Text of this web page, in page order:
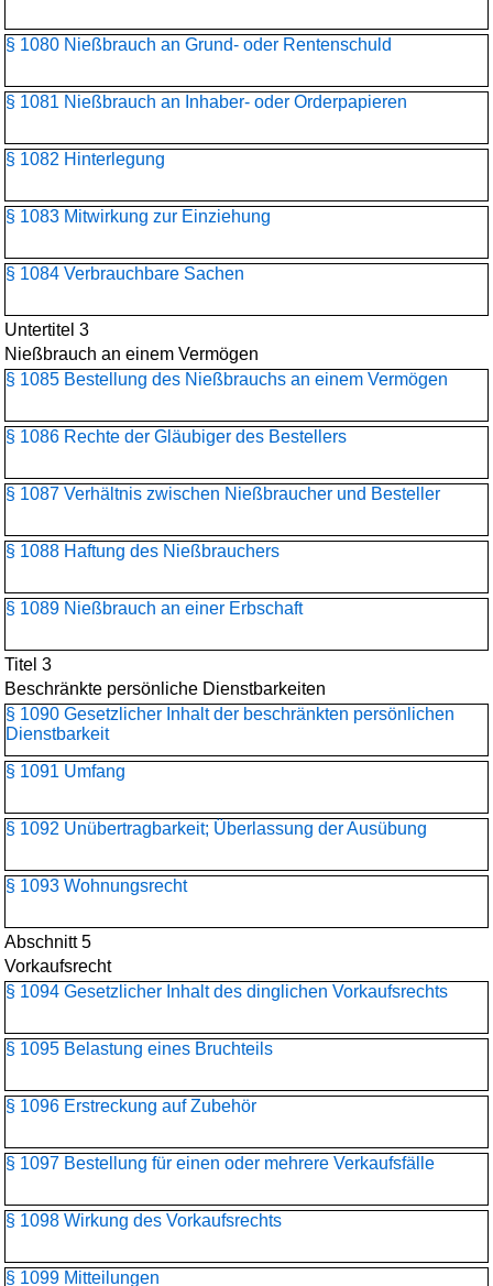
§ 1080 Nießbrauch an Grund- oder Rentenschuld
§ 1081 Nießbrauch an Inhaber- oder Orderpapieren
§ 1082 Hinterlegung
§ 1083 Mitwirkung zur Einziehung
§ 1084 Verbrauchbare Sachen
Untertitel 3
Nießbrauch an einem Vermögen
§ 1085 Bestellung des Nießbrauchs an einem Vermögen
§ 1086 Rechte der Gläubiger des Bestellers
§ 1087 Verhältnis zwischen Nießbraucher und Besteller
§ 1088 Haftung des Nießbrauchers
§ 1089 Nießbrauch an einer Erbschaft
Titel 3
Beschränkte persönliche Dienstbarkeiten
§ 1090 Gesetzlicher Inhalt der beschränkten persönlichen
Dienstbarkeit
§ 1091 Umfang
§ 1092 Unübertragbarkeit; Überlassung der Ausübung
§ 1093 Wohnungsrecht
Abschnitt 5
Vorkaufsrecht
§ 1094 Gesetzlicher Inhalt des dinglichen Vorkaufsrechts
§ 1095 Belastung eines Bruchteils
§ 1096 Erstreckung auf Zubehör
§ 1097 Bestellung für einen oder mehrere Verkaufsfälle
§ 1098 Wirkung des Vorkaufsrechts
§ 1099 Mitteilungen